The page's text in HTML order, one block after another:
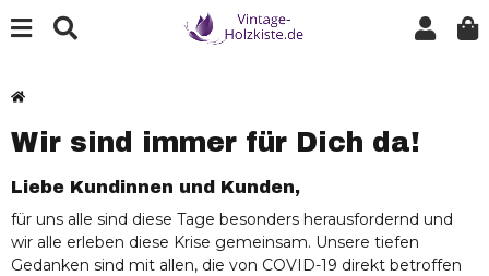
Wir sind immer für Dich da!
Liebe Kundinnen und Kunden,
für uns alle sind diese Tage besonders herausfordernd und
wir alle erleben diese Krise gemeinsam. Unsere tiefen
Gedanken sind mit allen, die von COVID-19 direkt betroffen